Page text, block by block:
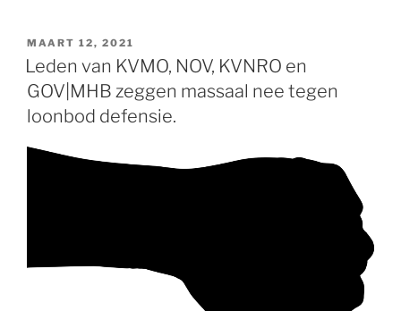
GEPLAATST
OP
MAART 12, 2021
Leden van KVMO, NOV, KVNRO en
GOV|MHB zeggen massaal nee tegen
loonbod defensie.